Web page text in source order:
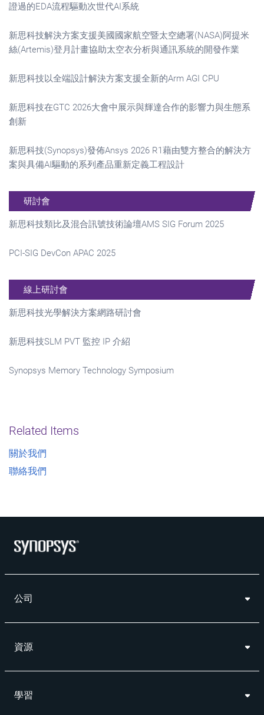
證過的EDA流程驅動次世代AI系統
新思科技解決方案支援美國國家航空暨太空總署(NASA)阿提米
絲(Artemis)登月計畫協助太空衣分析與通訊系統的開發作業
新思科技以全端設計解決方案支援全新的Arm AGI CPU
新思科技在GTC 2026大會中展示與輝達合作的影響力與生態系
創新
新思科技(Synopsys)發佈Ansys 2026 R1藉由雙方整合的解決方
案與具備AI驅動的系列產品重新定義工程設計
研討會
新思科技類比及混合訊號技術論壇AMS SIG Forum 2025
PCI-SIG DevCon APAC 2025
線上研討會
新思科技光學解決方案網路研討會
新思科技SLM PVT 監控 IP 介紹
Synopsys Memory Technology Symposium
Related Items
關於我們
聯絡我們
公司
資源
學習